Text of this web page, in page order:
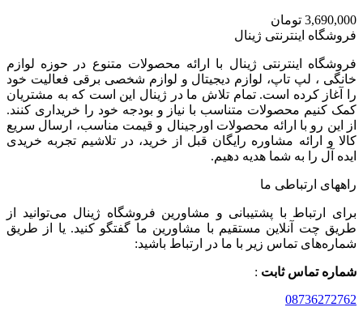
3,690,000 تومان
فروشگاه اینترنتی ژینال
فروشگاه اینترنتی ژینال با ارائه محصولات متنوع در حوزه لوازم
خانگی ، لپ تاپ، لوازم دیجیتال و لوازم شخصی برقی فعالیت خود
را آغاز کرده است. تمام تلاش ما در ژینال این است که به مشتریان
کمک کنیم محصولات متناسب با نیاز و بودجه خود را خریداری کنند.
از این رو با ارائه محصولات اورجینال و قیمت مناسب، ارسال سریع
کالا و ارائه مشاوره رایگان قبل از خرید، در تلاشیم تجربه خریدی
ایده آل را به شما هدیه دهیم.
راههای ارتباطی ما
برای ارتباط با پشتیبانی و مشاورین فروشگاه ژینال می‌توانید از
طریق چت آنلاین مستقیم با مشاورین ما گفتگو کنید. یا از طریق
شماره‌های تماس زیر با ما در ارتباط باشید:
شماره تماس ثابت :
08736272762